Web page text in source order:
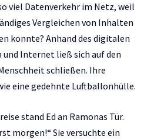
viel Datenverkehr im Netz, weil
Vergleichen von Inhalten
konnte? Anhand des digitalen
und Internet ließ sich auf den
schließen. Ihre
eine gedehnte Luftballonhülle.
stand Ed an Ramonas Tür.
morgen!“ Sie versuchte ein